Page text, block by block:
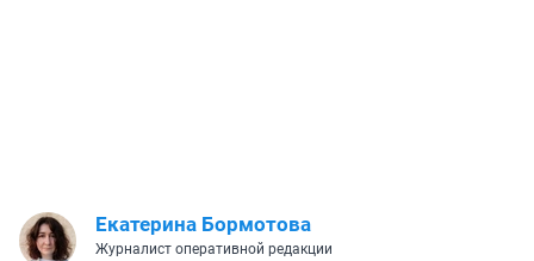
Екатерина Бормотова
Журналист оперативной редакции